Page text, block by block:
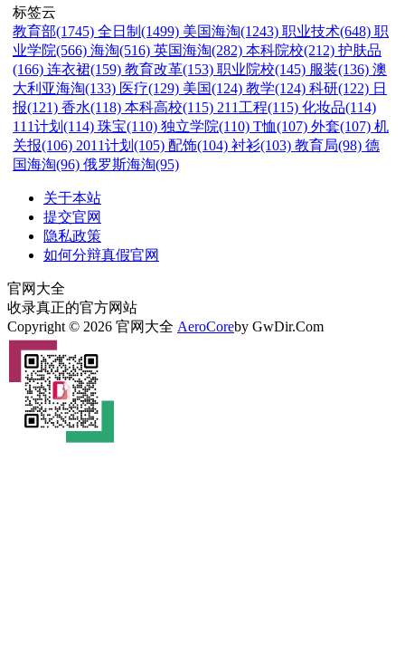
标签云
教育部(1745) 全日制(1499) 美国海淘(1243) 职业技术(648) 职
业学院(566) 海淘(516) 英国海淘(282) 本科院校(212) 护肤品
(166) 连衣裙(159) 教育改革(153) 职业院校(145) 服装(136) 澳
大利亚海淘(133) 医疗(129) 美国(124) 教学(124) 科研(122) 日
报(121) 香水(118) 本科高校(115) 211工程(115) 化妆品(114)
111计划(114) 珠宝(110) 独立学院(110) T恤(107) 外套(107) 机
关报(106) 2011计划(105) 配饰(104) 衬衫(103) 教育局(98) 德
国海淘(96) 俄罗斯海淘(95)
关于本站
提交官网
隐私政策
如何分辩真假官网
官网大全
收录真正的官方网站
Copyright © 2026 官网大全 AeroCoreby GwDir.Com